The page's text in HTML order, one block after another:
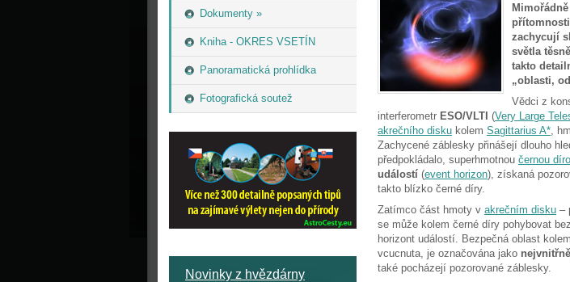
Dokumenty »
Kniha - OKRES VSETÍN
Panoramatická prohlídka
Fotografická soutež
Novinky z hvězdárny
zachycují
světla
takto
„oblasti,
Vědci z
interferometr ESO/VLTI (Very Large
akrečního disku kolem Sagittarius A*,
Zachycené záblesky přinášejí dlouho
předpokládalo, superhmotnou černou
událostí (event horizon), získaná
takto blízko černé díry.
Zatímco část hmoty v akrečním disku –
se může kolem černé díry pohybovat
horizont událostí. Bezpečná oblast
vcucnuta, je označována jako
také pocházejí pozorované záblesky.